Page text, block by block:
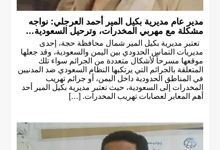
مدير عام مديرية بكيل المير أحمد العرجلي: نواجه
مشكلة مع مهربي المخدرات، وترحيل السعودية…
تعتبر مديرية بكيل المير شمال محافظة حجة، إحدى
مديريات التماس الحدودي بين اليمن والسعودية، وقد جعلها
موقعها مسرحاً لأشكال متعددة من الجرائم سواء تلك
المتعلقة بالجرائم التي يرتكبها النظام السعودي ضد المدنيين
في المناطق الحدودية داخل اليمن، أو جرائم تهريب
المخدرات إلى السعودية، حيث تعتبر مديرية بكيل المير أحد
أهم المعابر لعصابات تهريب المخدرات. […]